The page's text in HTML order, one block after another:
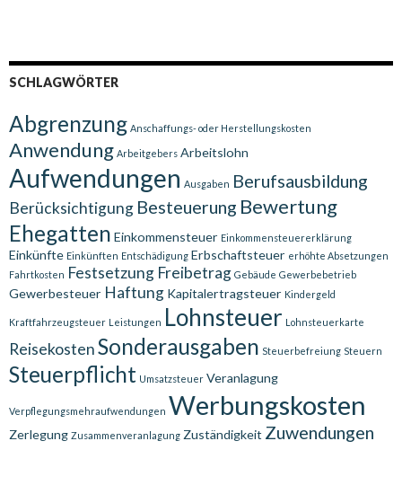
SCHLAGWÖRTER
Abgrenzung Anschaffungs- oder Herstellungskosten
Anwendung Arbeitgebers Arbeitslohn
Aufwendungen Ausgaben Berufsausbildung
Berücksichtigung Besteuerung Bewertung
Ehegatten Einkommensteuer Einkommensteuererklärung
Einkünfte Einkünften Entschädigung Erbschaftsteuer erhöhte Absetzungen
Fahrtkosten Festsetzung Freibetrag Gebäude Gewerbebetrieb
Gewerbesteuer Haftung Kapitalertragsteuer Kindergeld
Kraftfahrzeugsteuer Leistungen Lohnsteuer Lohnsteuerkarte
ReisekostenSonderausgaben Steuerbefreiung Steuern
Steuerpflicht Umsatzsteuer Veranlagung
Verpflegungsmehraufwendungen Werbungskosten
Zerlegung Zusammenveranlagung Zuständigkeit Zuwendungen